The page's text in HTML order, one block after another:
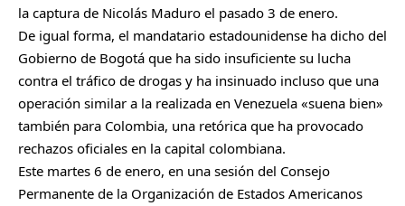
la captura de Nicolás Maduro el pasado 3 de enero.
De igual forma, el mandatario estadounidense ha dicho del
Gobierno de Bogotá que ha sido insuficiente su lucha
contra el tráfico de drogas y ha insinuado incluso que una
operación similar a la realizada en Venezuela «suena bien»
también para Colombia, una retórica que ha provocado
rechazos oficiales en la capital colombiana.
Este martes 6 de enero, en una sesión del Consejo
Permanente de la Organización de Estados Americanos